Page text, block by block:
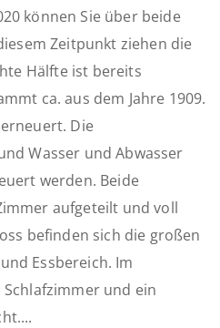
können Sie über beide
Zeitpunkt ziehen die
Hälfte ist bereits
ca. aus dem Jahre 1909.
Die
Wasser und Abwasser
werden. Beide
aufgeteilt und voll
befinden sich die großen
Essbereich. Im
und ein